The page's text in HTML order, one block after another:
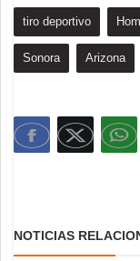
tiro deportivo
Sonora Arizona
NOTICIAS